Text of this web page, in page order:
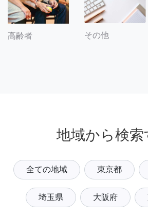
高齢者 その他
地域から検索
全ての地域 東京都
埼玉県 大阪府